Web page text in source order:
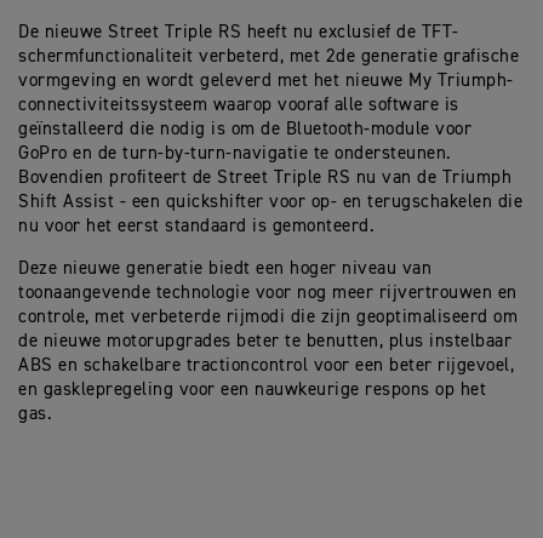
De nieuwe Street Triple RS heeft nu exclusief de TFT-
schermfunctionaliteit verbeterd, met 2de generatie grafische
vormgeving en wordt geleverd met het nieuwe My Triumph-
connectiviteitssysteem waarop vooraf alle software is
geïnstalleerd die nodig is om de Bluetooth-module voor
GoPro en de turn-by-turn-navigatie te ondersteunen.
Bovendien profiteert de Street Triple RS nu van de Triumph
Shift Assist - een quickshifter voor op- en terugschakelen die
nu voor het eerst standaard is gemonteerd.
Deze nieuwe generatie biedt een hoger niveau van
toonaangevende technologie voor nog meer rijvertrouwen en
controle, met verbeterde rijmodi die zijn geoptimaliseerd om
de nieuwe motorupgrades beter te benutten, plus instelbaar
ABS en schakelbare tractioncontrol voor een beter rijgevoel,
en gasklepregeling voor een nauwkeurige respons op het
gas.